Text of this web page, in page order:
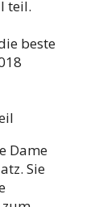
teil.
beste
Dame
Sie